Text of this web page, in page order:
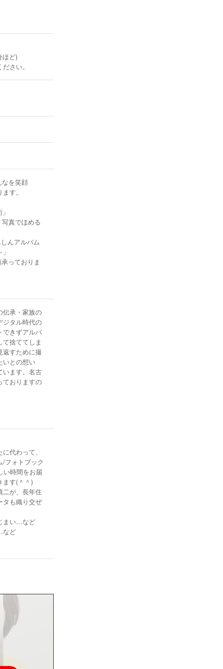
ほど)
さい。
を笑顔
す。
真でほめる
んアルバム
っておりま
ケーション促
りますので、
伝承・家族の
ジタル時代の
できずアルバ
捨ててしま
返すために撮
いとの想い
います。名古
ておりますの
代わって、
フォトブック
い時間をお届
す(＾＾)ゞ
二が、長年住
タも織り交ぜ
まい…など
など